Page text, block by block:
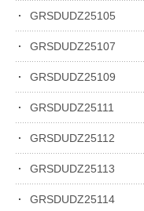
GRSDUDZ25105
GRSDUDZ25107
GRSDUDZ25109
GRSDUDZ25111
GRSDUDZ25112
GRSDUDZ25113
GRSDUDZ25114